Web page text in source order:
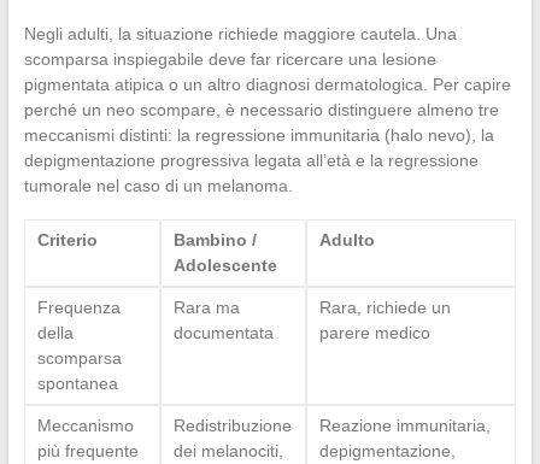
Negli adulti, la situazione richiede maggiore cautela. Una
scomparsa inspiegabile deve far ricercare una lesione
pigmentata atipica o un altro diagnosi dermatologica. Per capire
perché un neo scompare, è necessario distinguere almeno tre
meccanismi distinti: la regressione immunitaria (halo nevo), la
depigmentazione progressiva legata all’età e la regressione
tumorale nel caso di un melanoma.
Criterio
Bambino /
Adolescente
Adulto
Frequenza
della
scomparsa
spontanea
Rara ma
documentata
Rara, richiede un
parere medico
Meccanismo
più frequente
Redistribuzione
dei melanociti,
Reazione immunitaria,
depigmentazione,